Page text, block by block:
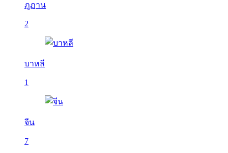
ภูฏาน
2
บาหลี
1
จีน
7